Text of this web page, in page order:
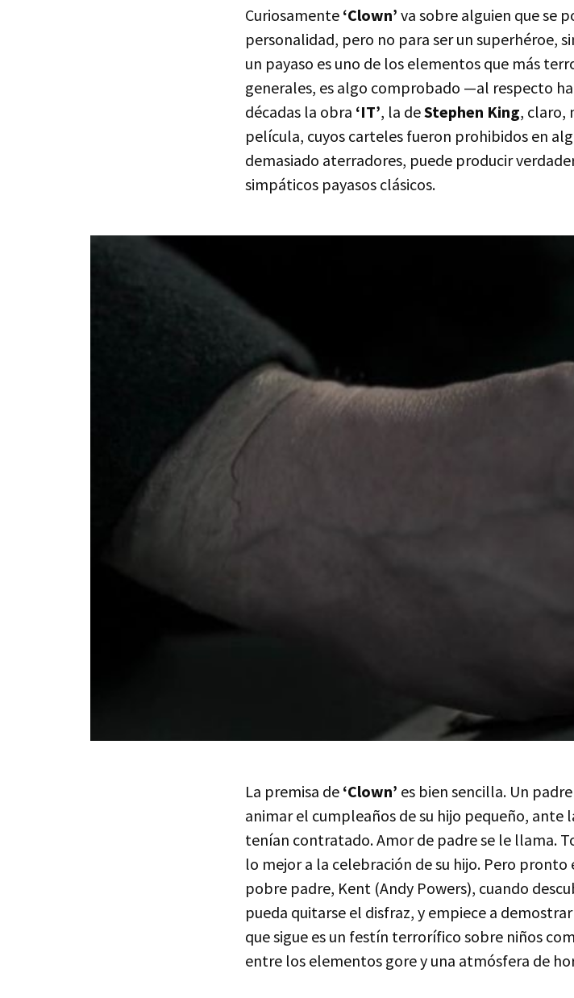
Curiosamente ‘Clown’ va sobre alguien que se
personalidad, pero no para ser un superhéroe,
un payaso es uno de los elementos que más
generales, es algo comprobado —al respecto
décadas la obra ‘IT’, la deStephen King, claro,
película, cuyos carteles fueron prohibidos en
demasiado aterradores, puede producir
simpáticos payasos clásicos.
La premisa de ‘Clown’ es bien sencilla. Un
animar el cumpleaños de su hijo pequeño, ante
tenían contratado. Amor de padre se le llama.
lo mejor a la celebración de su hijo. Pero
pobre padre, Kent (Andy Powers), cuando
pueda quitarse el disfraz, y empiece a
que sigue es un festín terrorífico sobre niños
entre los elementos gore y una atmósfera de